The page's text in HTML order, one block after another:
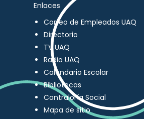
Enlaces
Correo de Empleados UAQ
Directorio
TV UAQ
Radio UAQ
Calendario Escolar
Bibliotecas
Contraloría Social
Mapa de sitio